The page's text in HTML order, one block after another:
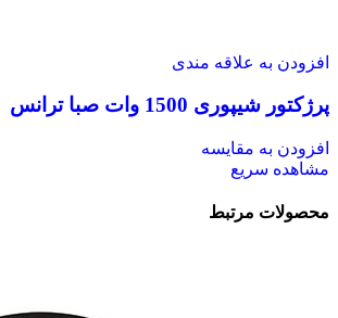
افزودن به علاقه مندی
پرژکتور شیپوری 1500 وات صبا ترانس
افزودن به مقایسه
مشاهده سریع
محصولات مرتبط